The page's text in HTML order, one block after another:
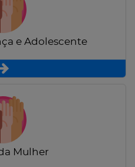
e Adolescente
Mulher